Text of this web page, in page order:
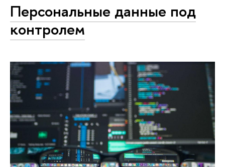
Персональные данные под
контролем